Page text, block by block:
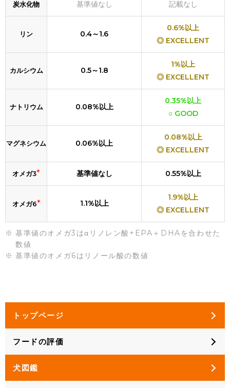
炭水化物 基準値なし 記載なし
リン 0.4～1.6
0.6%以上
◎ EXCELLENT
カルシウム 0.5～1.8
1%以上
◎ EXCELLENT
ナトリウム 0.08%以上
0.35%以上
○ GOOD
マグネシウム 0.06%以上
0.08%以上
◎ EXCELLENT
オメガ3* 基準値なし 0.55%以上
オメガ6* 1.1%以上
1.9%以上
◎ EXCELLENT
基準値のオメガ3はαリノレン酸+EPA＋DHAを合わせた
数値
基準値のオメガ6はリノール酸の数値
トップページ
フードの評価
犬図鑑